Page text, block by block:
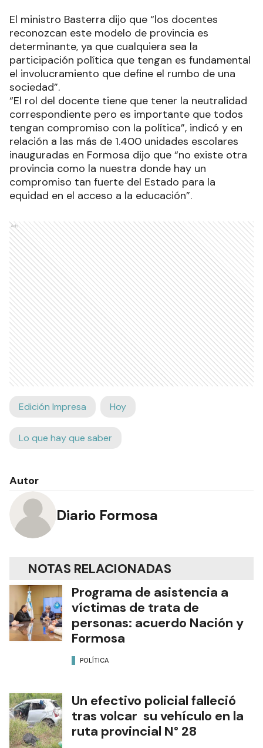
El ministro Basterra dijo que “los docentes
reconozcan este modelo de provincia es
determinante, ya que cualquiera sea la
participación política que tengan es fundamental
el involucramiento que define el rumbo de una
sociedad”.
“El rol del docente tiene que tener la neutralidad
correspondiente pero es importante que todos
tengan compromiso con la política”, indicó y en
relación a las más de 1.400 unidades escolares
inauguradas en Formosa dijo que “no existe otra
provincia como la nuestra donde hay un
compromiso tan fuerte del Estado para la
equidad en el acceso a la educación”.
Ads
Edición Impresa Hoy
Lo que hay que saber
Autor
Diario Formosa
NOTAS RELACIONADAS
Programa de asistencia a
víctimas de trata de
personas: acuerdo Nación y
Formosa
POLÍTICA
Un efectivo policial falleció
tras volcar su vehículo en la
ruta provincial N° 28